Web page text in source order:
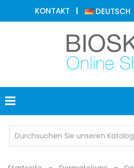
KONTAKT DEUTSCH
ÄSTHETISCHE
MEDIZIN
DERMATOLOGIE
PHOTOTHERAPIE
MEDIZINISCH
INDIVIDUEL
SCHUTZ